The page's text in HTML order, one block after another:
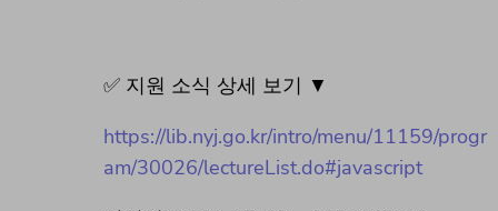
✅ 지원 소식 상세 보기 ▼
https://lib.nyj.go.kr/intro/menu/11159/progr
am/30026/lectureList.do#javascript